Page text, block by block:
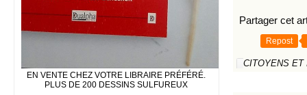
EN VENTE CHEZ VOTRE LIBRAIRE PRÉFÉRÉ.
PLUS DE 200 DESSINS SULFUREUX
Partager cet
Repost
CITOYENS ET